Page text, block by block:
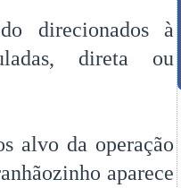
direcionados à
direta ou
alvo da operação
aparece